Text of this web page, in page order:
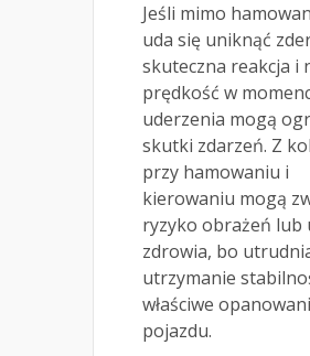
Jeśli mimo
uda się uniknąć
skuteczna reakcja i
prędkość w
uderzenia mogą
skutki zdarzeń. Z
przy hamowaniu i
kierowaniu mogą
ryzyko obrażeń lub
zdrowia, bo
utrzymanie
właściwe
pojazdu.